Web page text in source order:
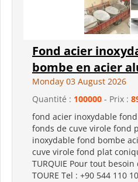
Fond acier
bombe en acier
Monday 03 August 2026
Quantité : 100000 - Prix :
fond acier inoxydable
fonds de cuve virole fond
inoxydable fond bombe
cuve virole fond plat
TURQUIE Pour tout
TOURE Tel : +90 544 110